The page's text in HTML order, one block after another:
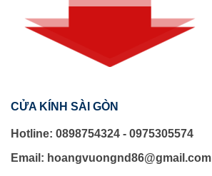
CỬA KÍNH SÀI GÒN
Hotline: 0898754324 - 0975305574
Email: hoangvuongnd86@gmail.com